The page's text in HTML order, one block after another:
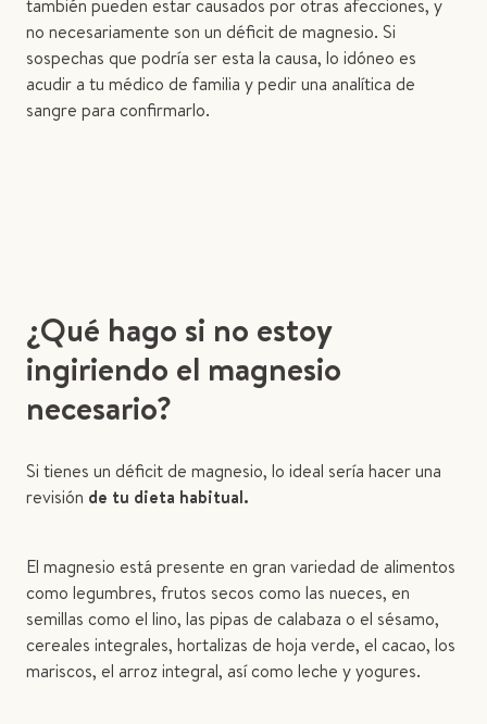
también pueden estar causados por otras afecciones, y
no necesariamente son un déficit de magnesio. Si
sospechas que podría ser esta la causa, lo idóneo es
acudir a tu médico de familia y pedir una analítica de
sangre para confirmarlo.
¿Qué hago si no estoy
ingiriendo el magnesio
necesario?
Si tienes un déficit de magnesio, lo ideal sería hacer una
revisión de tu dieta habitual.
El magnesio está presente en gran variedad de alimentos
como legumbres, frutos secos como las nueces, en
semillas como el lino, las pipas de calabaza o el sésamo,
cereales integrales, hortalizas de hoja verde, el cacao, los
mariscos, el arroz integral, así como leche y yogures.